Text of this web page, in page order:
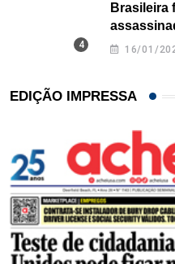
Brasileira
16/01/
EDIÇÃO IMPRESSA